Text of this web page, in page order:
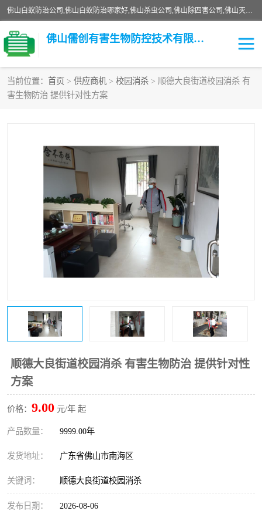
佛山白蚁防治公司,佛山白蚁防治哪家好,佛山杀虫公司,佛山除四害公司,佛山灭白蚁公司,佛山白蚁防治佛山儒创有害生物防治有限公司是一家佛山杀虫公司、佛山除四害公司、佛山灭白蚁公司、佛山白蚁防治公司，让您远离虫害困扰。要问佛山白蚁防治哪家好？佛山儒创有害生物防治有限公司全佛山、广州，正规公司，上门勘查，可靠，售后有保障。
佛山儒创有害生物防控技术有限公司
当前位置： 首页 > 供应商机 > 校园消杀 > 顺德大良街道校园消杀 有
害生物防治 提供针对性方案
顺德大良街道校园消杀 有害生物防治 提供针对性
方案
价格： 9.00 元/年 起
产品数量： 9999.00年
发货地址： 广东省佛山市南海区
关键词： 顺德大良街道校园消杀
发布日期： 2026-08-06
白蚁消杀
食堂消杀
园区消杀
害虫防治